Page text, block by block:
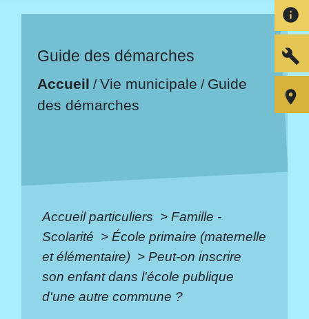
Guide des démarches
Accueil /Vie municipale / Guide
des démarches
Accueil particuliers > Famille -
Scolarité > École primaire (maternelle
et élémentaire) > Peut-on inscrire
son enfant dans l'école publique
d'une autre commune ?
info
build
room